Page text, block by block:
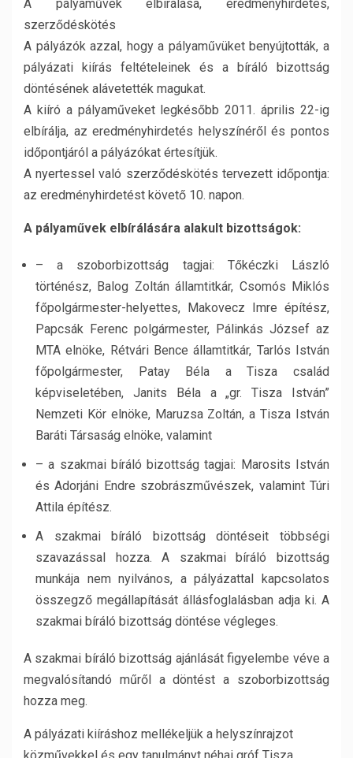
A pályaművek elbírálása, eredményhirdetés,
szerződéskötés
A pályázók azzal, hogy a pályaművüket benyújtották, a
pályázati kiírás feltételeinek és a bíráló bizottság
döntésének alávetették magukat.
A kiíró a pályaműveket legkésőbb 2011. április 22-ig
elbírálja, az eredményhirdetés helyszínéről és pontos
időpontjáról a pályázókat értesítjük.
A nyertessel való szerződéskötés tervezett időpontja:
az eredményhirdetést követő 10. napon.
A pályaművek elbírálására alakult bizottságok:
– a szoborbizottság tagjai: Tőkéczki László
történész, Balog Zoltán államtitkár, Csomós Miklós
főpolgármester-helyettes, Makovecz Imre építész,
Papcsák Ferenc polgármester, Pálinkás József az
MTA elnöke, Rétvári Bence államtitkár, Tarlós István
főpolgármester, Patay Béla a Tisza család
képviseletében, Janits Béla a „gr. Tisza István”
Nemzeti Kör elnöke, Maruzsa Zoltán, a Tisza István
Baráti Társaság elnöke, valamint
– a szakmai bíráló bizottság tagjai: Marosits István
és Adorjáni Endre szobrászművészek, valamint Túri
Attila építész.
A szakmai bíráló bizottság döntéseit többségi
szavazással hozza. A szakmai bíráló bizottság
munkája nem nyilvános, a pályázattal kapcsolatos
összegző megállapítását állásfoglalásban adja ki. A
szakmai bíráló bizottság döntése végleges.
A szakmai bíráló bizottság ajánlását figyelembe véve a
megvalósítandó műről a döntést a szoborbizottság
hozza meg.
A pályázati kiíráshoz mellékeljük a helyszínrajzot